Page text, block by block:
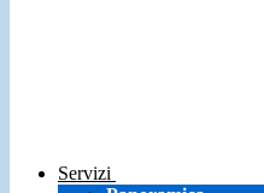
Servizi